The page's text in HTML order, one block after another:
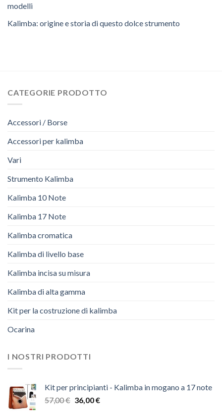
modelli
Kalimba: origine e storia di questo dolce strumento
CATEGORIE PRODOTTO
Accessori / Borse
Accessori per kalimba
Vari
Strumento Kalimba
Kalimba 10 Note
Kalimba 17 Note
Kalimba cromatica
Kalimba di livello base
Kalimba incisa su misura
Kalimba di alta gamma
Kit per la costruzione di kalimba
Ocarina
I NOSTRI PRODOTTI
Kit per principianti - Kalimba in mogano a 17 note
57,00€ Il
36,00€Il